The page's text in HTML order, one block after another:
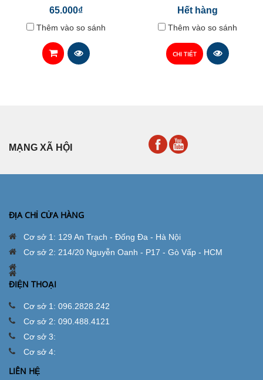
65.000₫
Thêm vào so sánh
Hết hàng
Thêm vào so sánh
CHI TIẾT
MẠNG XÃ HỘI
ĐỊA CHỈ CỬA HÀNG
Cơ sở 1: 129 An Trạch - Đống Đa - Hà Nội
Cơ sở 2: 214/20 Nguyễn Oanh - P17 - Gò Vấp - HCM
ĐIỆN THOẠI
Cơ sở 1: 096.2828.242
Cơ sở 2: 090.488.4121
Cơ sở 3:
Cơ sở 4:
LIÊN HỆ